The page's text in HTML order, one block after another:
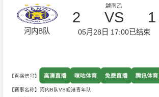
河内B队
越南乙
2 VS 1
05月28日 17:00已结束
【直播信号】 高清直播 咪咕体育 免费直播 腾讯体育
【赛事名称】河内B队VS岘港青年队